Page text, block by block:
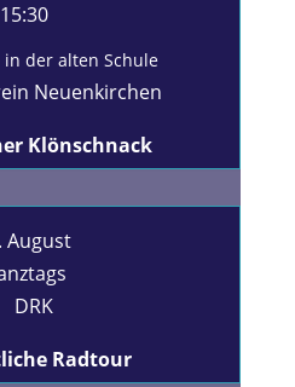
15:30
der alten Schule
Neuenkirchen
Klönschnack
August
DRK
Radtour